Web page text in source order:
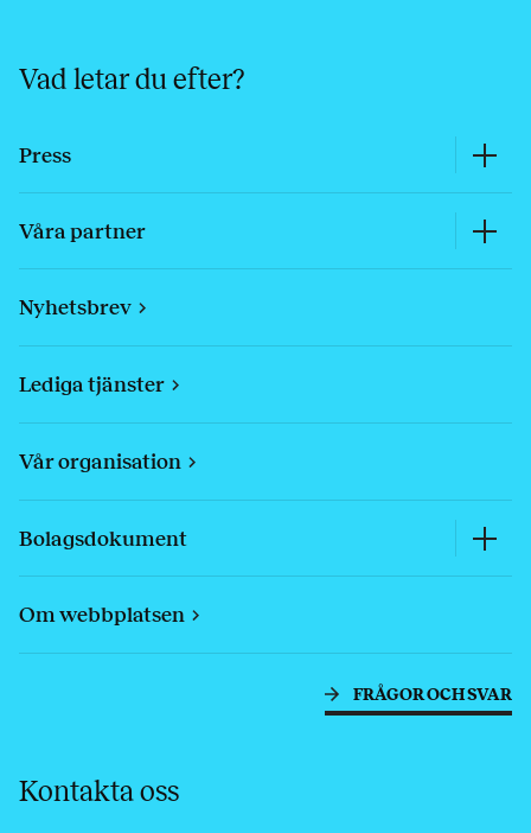
Vad letar du efter?
Press
Våra partner
Nyhetsbrev
Lediga tjänster
Vår organisation
Bolagsdokument
Om webbplatsen
FRÅGOR OCH SVAR
Kontakta oss